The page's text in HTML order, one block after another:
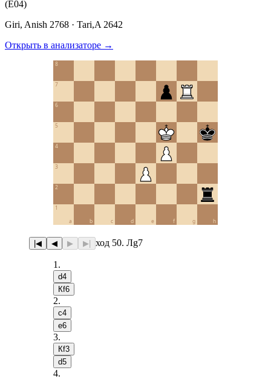
(E04)
Giri, Anish 2768 · Tari,A 2642
Открыть в анализаторе →
a b c d e f g h
1
2
3
4
5
6
7
8
|◀ ◀ ▶ ▶| ход 50. Лg7
1 .
d4
Кf6
2.
c4
e6
3.
Кf3
d5
4.